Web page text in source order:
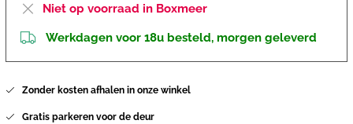
Niet op voorraad in Boxmeer
Werkdagen voor 18u besteld, morgen geleverd
Zonder kosten afhalen in onze winkel
Gratis parkeren voor de deur